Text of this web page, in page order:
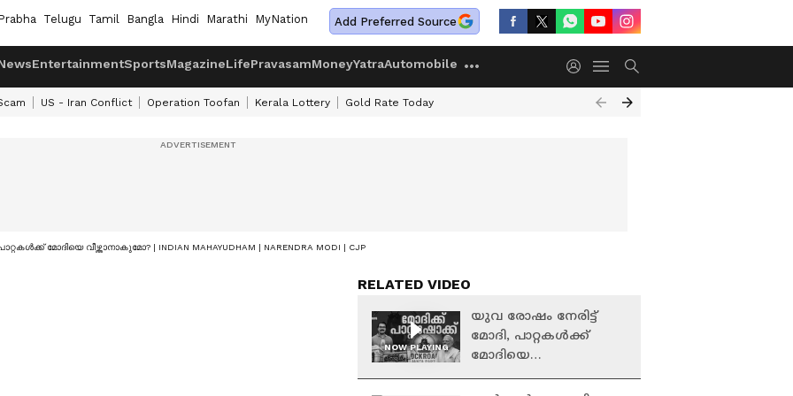
Telugu Tamil Bangla Hindi Marathi MyNation Add Preferred Source
EntertainmentSportsMagazineLifePravasamMoneyYatraAutomobile
US - Iran Conflict Operation Toofan Kerala Lottery Gold Rate Today
മോദിയെ വീഴ്ത്താനാകുമോ? | INDIAN MAHAYUDHAM | NARENDRA MODI | CJP
RELATED VIDEO
NOW PLAYING
യുവ രോഷം നേരിട്ട്
മോദി, പാറ്റകൾക്ക്
മോദിയെ